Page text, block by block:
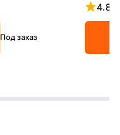
Под заказ
4.8